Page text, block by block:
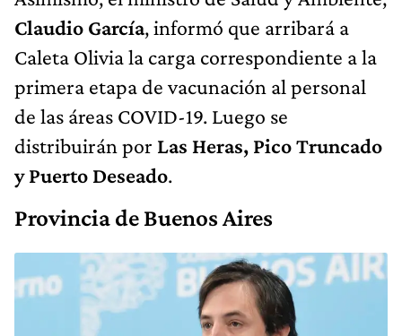
Claudio García, informó que arribará a
Caleta Olivia la carga correspondiente a la
primera etapa de vacunación al personal
de las áreas COVID-19. Luego se
distribuirán por Las Heras, Pico Truncado
y Puerto Deseado.
Provincia de Buenos Aires